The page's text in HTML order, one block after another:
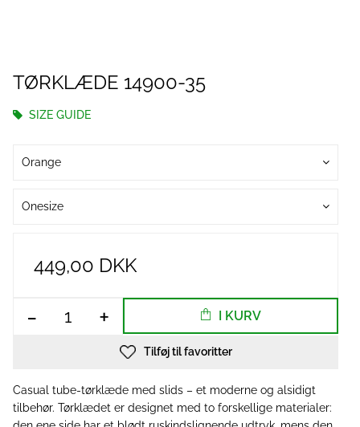
TØRKLÆDE 14900-35
SIZE GUIDE
Orange
Onesize
449,00 DKK
- + I KURV
Tilføj til favoritter
Casual tube-tørklæde med slids – et moderne og alsidigt
tilbehør. Tørklædet er designet med to forskellige materialer: